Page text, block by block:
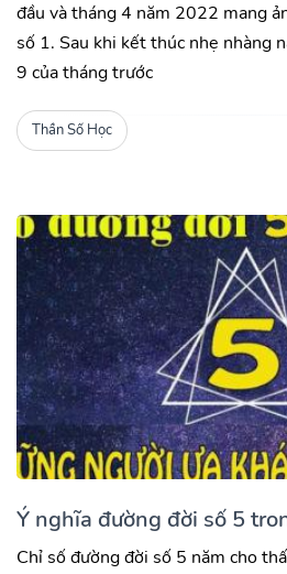
đầu và tháng 4 năm 2022 mang
số 1. Sau khi kết thúc nhẹ nhàng
9 của tháng trước
Thần Số Học
Ý nghĩa đường đời số 5
Chỉ số đường đời số 5 năm cho